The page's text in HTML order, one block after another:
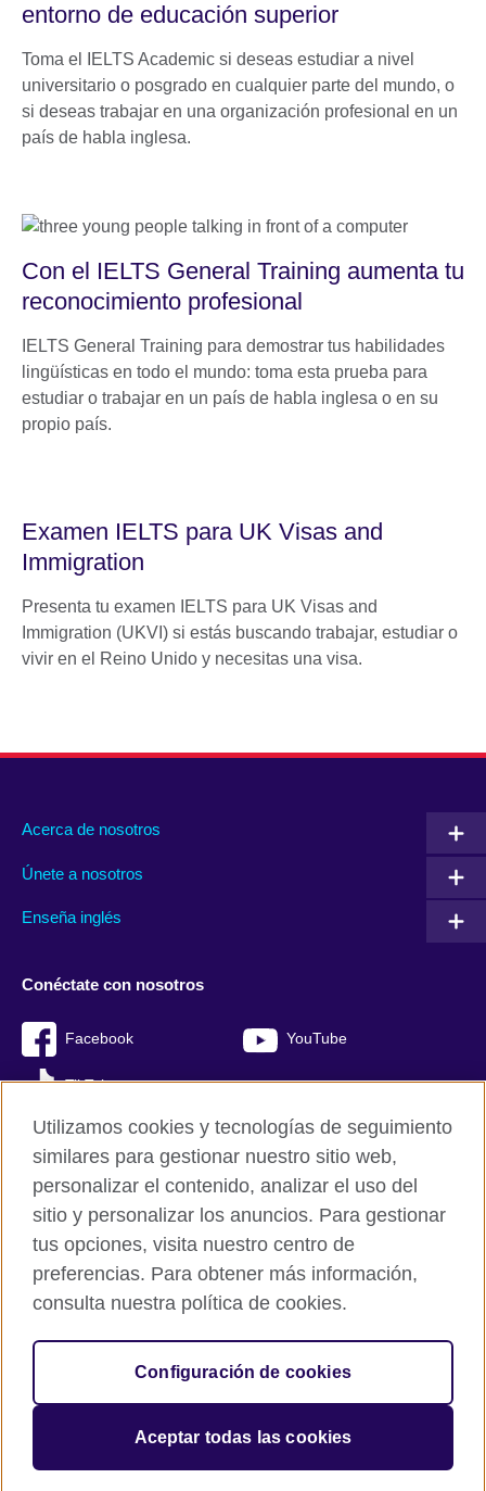
entorno de educación superior
Toma el IELTS Academic si deseas estudiar a nivel
universitario o posgrado en cualquier parte del mundo, o
si deseas trabajar en una organización profesional en un
país de habla inglesa.
Con el IELTS General Training aumenta tu
reconocimiento profesional
IELTS General Training para demostrar tus habilidades
lingüísticas en todo el mundo: toma esta prueba para
estudiar o trabajar en un país de habla inglesa o en su
propio país.
Examen IELTS para UK Visas and
Immigration
Presenta tu examen IELTS para UK Visas and
Immigration (UKVI) si estás buscando trabajar, estudiar o
vivir en el Reino Unido y necesitas una visa.
Acerca de nosotros
Únete a nosotros
Enseña inglés
Conéctate con nosotros
Facebook YouTube
TikTok
British Council Global
Mapa del sitio
Cookies
Políticas de privacidad y condiciones de uso
© 2026 British Council
The United Kingdom’s international organisation for cultural
Utilizamos cookies y tecnologías de seguimiento
similares para gestionar nuestro sitio web,
personalizar el contenido, analizar el uso del
sitio y personalizar los anuncios. Para gestionar
tus opciones, visita nuestro centro de
preferencias. Para obtener más información,
consulta nuestra política de cookies.
Configuración de cookies
Aceptar todas las cookies